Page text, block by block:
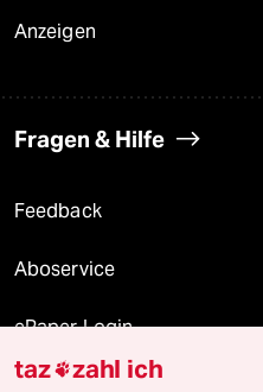
Anzeigen
Fragen & Hilfe
Feedback
Aboservice
ePaper Login
Downloads für Abonnierende
taz zahl ich